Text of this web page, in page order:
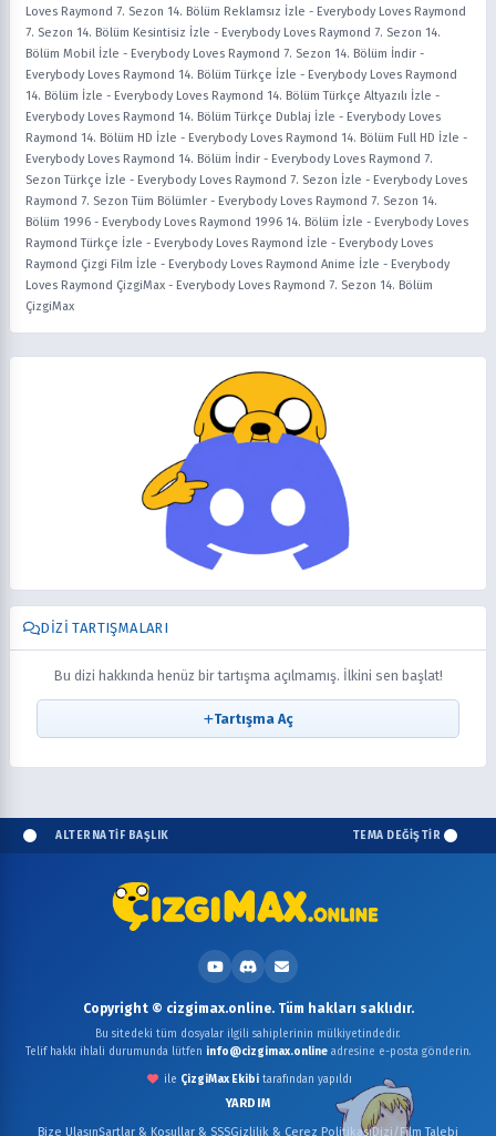
Loves Raymond 7. Sezon 14. Bölüm Reklamsız İzle - Everybody Loves Raymond
7. Sezon 14. Bölüm Kesintisiz İzle - Everybody Loves Raymond 7. Sezon 14.
Bölüm Mobil İzle - Everybody Loves Raymond 7. Sezon 14. Bölüm İndir -
Everybody Loves Raymond 14. Bölüm Türkçe İzle - Everybody Loves Raymond
14. Bölüm İzle - Everybody Loves Raymond 14. Bölüm Türkçe Altyazılı İzle -
Everybody Loves Raymond 14. Bölüm Türkçe Dublaj İzle - Everybody Loves
Raymond 14. Bölüm HD İzle - Everybody Loves Raymond 14. Bölüm Full HD İzle -
Everybody Loves Raymond 14. Bölüm İndir - Everybody Loves Raymond 7.
Sezon Türkçe İzle - Everybody Loves Raymond 7. Sezon İzle - Everybody Loves
Raymond 7. Sezon Tüm Bölümler - Everybody Loves Raymond 7. Sezon 14.
Bölüm 1996 - Everybody Loves Raymond 1996 14. Bölüm İzle - Everybody Loves
Raymond Türkçe İzle - Everybody Loves Raymond İzle - Everybody Loves
Raymond Çizgi Film İzle - Everybody Loves Raymond Anime İzle - Everybody
Loves Raymond ÇizgiMax - Everybody Loves Raymond 7. Sezon 14. Bölüm
ÇizgiMax
DIZI TARTIŞMALARI
Bu dizi hakkında henüz bir tartışma açılmamış. İlkini sen başlat!
Tartışma Aç
ALTERNATİF BAŞLIK TEMA DEĞİŞTİR
YARDIM
Bize UlaşınŞartlar & Koşullar & SSSGizlilik & Çerez Politikası Dizi/Film Talebi
Copyright © cizgimax.online. Tüm hakları saklıdır.
Bu sitedeki tüm dosyalar ilgili sahiplerinin mülkiyetindedir.
Telif hakkı ihlali durumunda lütfen info@cizgimax.onlineadresine e-posta gönderin.
ile ÇizgiMax Ekibitarafından yapıldı